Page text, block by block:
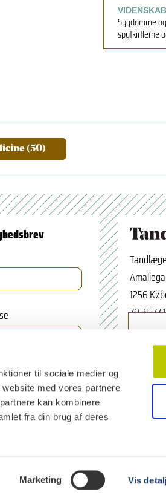
til sociale medier og
med vores partnere
kan kombinere
fra din brug af deres
Marketing Vis
VIDENSKAB
Sygdomme
spytkirtlerne
(50)
1256
70 25 77